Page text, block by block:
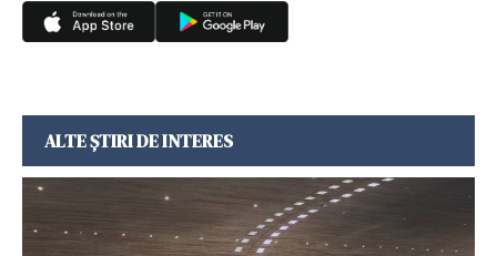
ALTE ȘTIRI DE INTERES